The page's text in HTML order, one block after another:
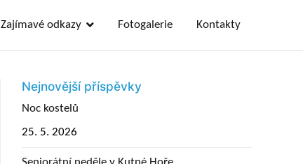
Zajímavé odkazy Fotogalerie Kontakty
Nejnovější příspěvky
Noc kostelů
25. 5. 2026